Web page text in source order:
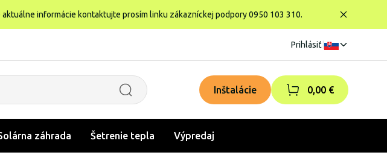
informácie kontaktujte prosím linku zákazníckej podpory 0950 103 310.
Prihlásiť
Inštalácie 0,00 €
záhrada Šetrenie tepla Výpredaj